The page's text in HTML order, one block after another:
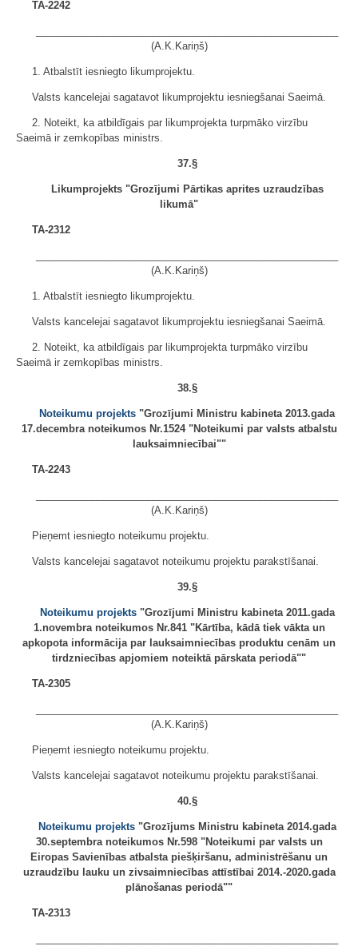
TA-2242
(A.K.Kariņš)
1. Atbalstīt iesniegto likumprojektu.
Valsts kancelejai sagatavot likumprojektu iesniegšanai Saeimā.
2. Noteikt, ka atbildīgais par likumprojekta turpmāko virzību
Saeimā ir zemkopības ministrs.
37.§
Likumprojekts "Grozījumi Pārtikas aprites uzraudzības
likumā"
TA-2312
(A.K.Kariņš)
1. Atbalstīt iesniegto likumprojektu.
Valsts kancelejai sagatavot likumprojektu iesniegšanai Saeimā.
2. Noteikt, ka atbildīgais par likumprojekta turpmāko virzību
Saeimā ir zemkopības ministrs.
38.§
Noteikumu projekts "Grozījumi Ministru kabineta 2013.gada
17.decembra noteikumos Nr.1524 "Noteikumi par valsts atbalstu
lauksaimniecībai""
TA-2243
(A.K.Kariņš)
Pieņemt iesniegto noteikumu projektu.
Valsts kancelejai sagatavot noteikumu projektu parakstīšanai.
39.§
Noteikumu projekts"Grozījumi Ministru kabineta 2011.gada
1.novembra noteikumos Nr.841 "Kārtība, kādā tiek vākta un
apkopota informācija par lauksaimniecības produktu cenām un
tirdzniecības apjomiem noteiktā pārskata periodā""
TA-2305
(A.K.Kariņš)
Pieņemt iesniegto noteikumu projektu.
Valsts kancelejai sagatavot noteikumu projektu parakstīšanai.
40.§
Noteikumu projekts"Grozījums Ministru kabineta 2014.gada
30.septembra noteikumos Nr.598 "Noteikumi par valsts un
Eiropas Savienības atbalsta piešķiršanu, administrēšanu un
uzraudzību lauku un zivsaimniecības attīstībai 2014.-2020.gada
plānošanas periodā""
TA-2313